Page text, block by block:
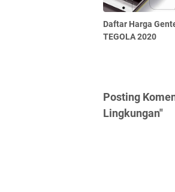
Daftar Harga
TEGOLA 2020
Posting
Lingkungan"